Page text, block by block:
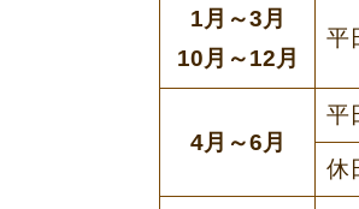
1月～3月
10月～12月
平
4月～6月
平
休